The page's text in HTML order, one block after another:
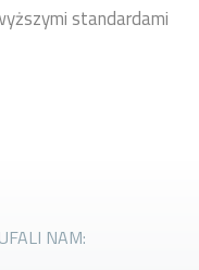
standardami
NAM: